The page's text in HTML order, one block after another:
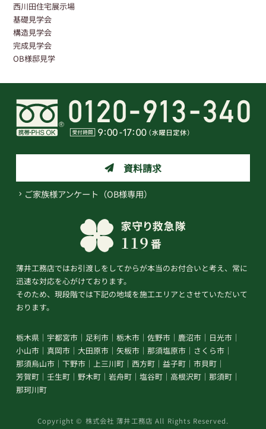
西川田住宅展示場
基礎見学会
構造見学会
完成見学会
OB様邸見学
資料請求
ご家族様アンケート（OB様専用）
薄井工務店ではお引渡しをしてからが本当のお付合いと考え、常に
迅速な対応を心がけております。
そのため、現段階では下記の地域を施工エリアとさせていただいて
おります。
栃木県 宇都宮市 足利市 栃木市 佐野市 鹿沼市
日光市
小山市
真岡市 大田原市 矢板市 那須塩原市
さくら市
那須烏山市
下野市 上三川町 西方町 益子町
市貝町
芳賀町
壬生町 野木町 岩舟町 塩谷町 高根沢町
那須町
那珂川町
Copyright © 株式会社 薄井工務店 All Rights Reserved.